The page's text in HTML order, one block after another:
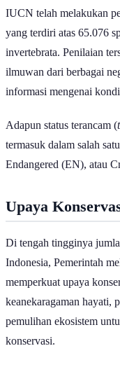
IUCN telah melakukan
yang terdiri atas 65.076
invertebrata. Penilaian
ilmuwan dari berbagai
informasi mengenai
Adapun status terancam (
termasuk dalam salah
Endangered (EN), atau
Upaya
Di tengah tingginya
Indonesia, Pemerintah
memperkuat upaya
keanekaragaman hayati,
pemulihan ekosistem
konservasi.